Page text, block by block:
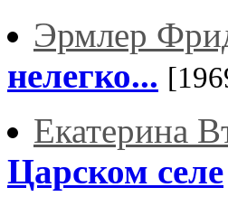
Эрмлер
нелегко...
Екатерина
Царском селе